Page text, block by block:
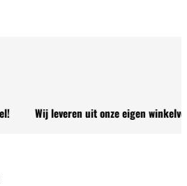
Wij leveren uit onze eigen